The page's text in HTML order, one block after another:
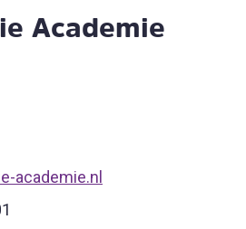
Academie
academie.nl